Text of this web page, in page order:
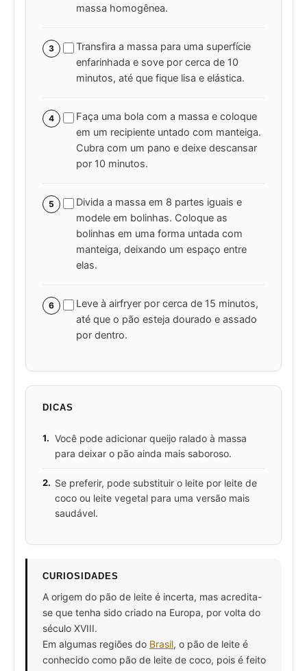
massa homogênea.
3
Transfira a massa para uma superfície
enfarinhada e sove por cerca de 10
minutos, até que fique lisa e elástica.
4
Faça uma bola com a massa e coloque
em um recipiente untado com manteiga.
Cubra com um pano e deixe descansar
por 10 minutos.
5
Divida a massa em 8 partes iguais e
modele em bolinhas. Coloque as
bolinhas em uma forma untada com
manteiga, deixando um espaço entre
elas.
6
Leve à airfryer por cerca de 15 minutos,
até que o pão esteja dourado e assado
por dentro.
DICAS
1. Você pode adicionar queijo ralado à massa
para deixar o pão ainda mais saboroso.
2. Se preferir, pode substituir o leite por leite de
coco ou leite vegetal para uma versão mais
saudável.
CURIOSIDADES
A origem do pão de leite é incerta, mas acredita-
se que tenha sido criado na Europa, por volta do
século XVIII.
Em algumas regiões do Brasil, o pão de leite é
conhecido como pão de leite de coco, pois é feito